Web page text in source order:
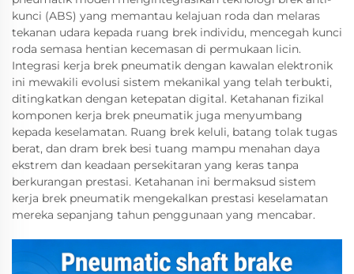
kunci (ABS) yang memantau kelajuan roda dan melaras
tekanan udara kepada ruang brek individu, mencegah kunci
roda semasa hentian kecemasan di permukaan licin.
Integrasi kerja brek pneumatik dengan kawalan elektronik
ini mewakili evolusi sistem mekanikal yang telah terbukti,
ditingkatkan dengan ketepatan digital. Ketahanan fizikal
komponen kerja brek pneumatik juga menyumbang
kepada keselamatan. Ruang brek keluli, batang tolak tugas
berat, dan dram brek besi tuang mampu menahan daya
ekstrem dan keadaan persekitaran yang keras tanpa
berkurangan prestasi. Ketahanan ini bermaksud sistem
kerja brek pneumatik mengekalkan prestasi keselamatan
mereka sepanjang tahun penggunaan yang mencabar.